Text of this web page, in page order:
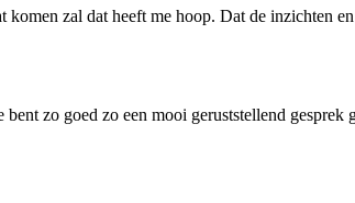
zal dat heeft me hoop. Dat de inzichten
zo goed zo een mooi geruststellend gesprek